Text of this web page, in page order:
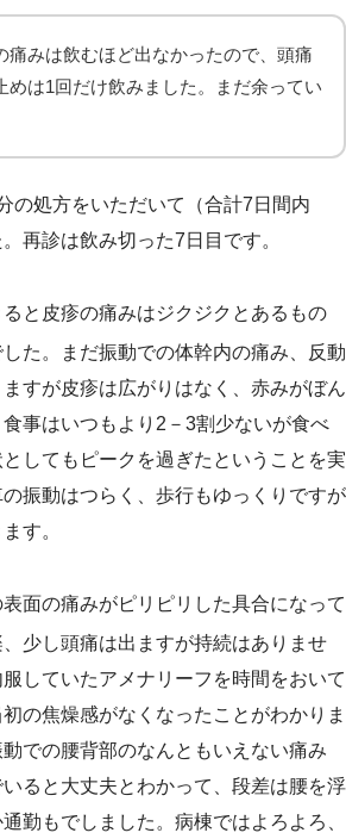
痛みは飲むほど出なかったので、頭痛
めは1回だけ飲みました。まだ余ってい
の処方をいただいて（合計7日間内
再診は飲み切った7日目です。
ると皮疹の痛みはジクジクとあるもの
た。まだ振動での体幹内の痛み、反動
すが皮疹は広がりはなく、赤みがぼん
事はいつもより2－3割少ないが食べ
してもピークを過ぎたということを実
振動はつらく、歩行もゆっくりですが
す。
表面の痛みがピリピリした具合になって
少し頭痛は出ますが持続はありませ
していたアメナリーフを時間をおいて
の焦燥感がなくなったことがわかりま
での腰背部のなんともいえない痛み
ると大丈夫とわかって、段差は腰を浮
勤もでしました。病棟ではよろよろ、